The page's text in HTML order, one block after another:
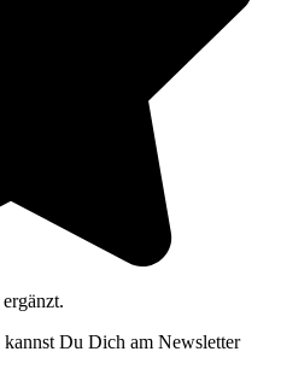
Du Dich am Newsletter